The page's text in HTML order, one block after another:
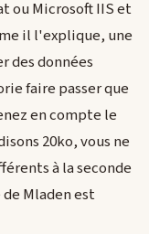
ou Microsoft IIS et
il l'explique, une
des données
faire passer que
en compte le
20ko, vous ne
à la seconde
Mladen est